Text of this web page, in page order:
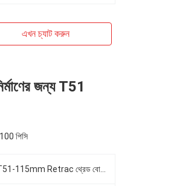
এখন চ্যাট করুন
জন্য T51
100 পিসি